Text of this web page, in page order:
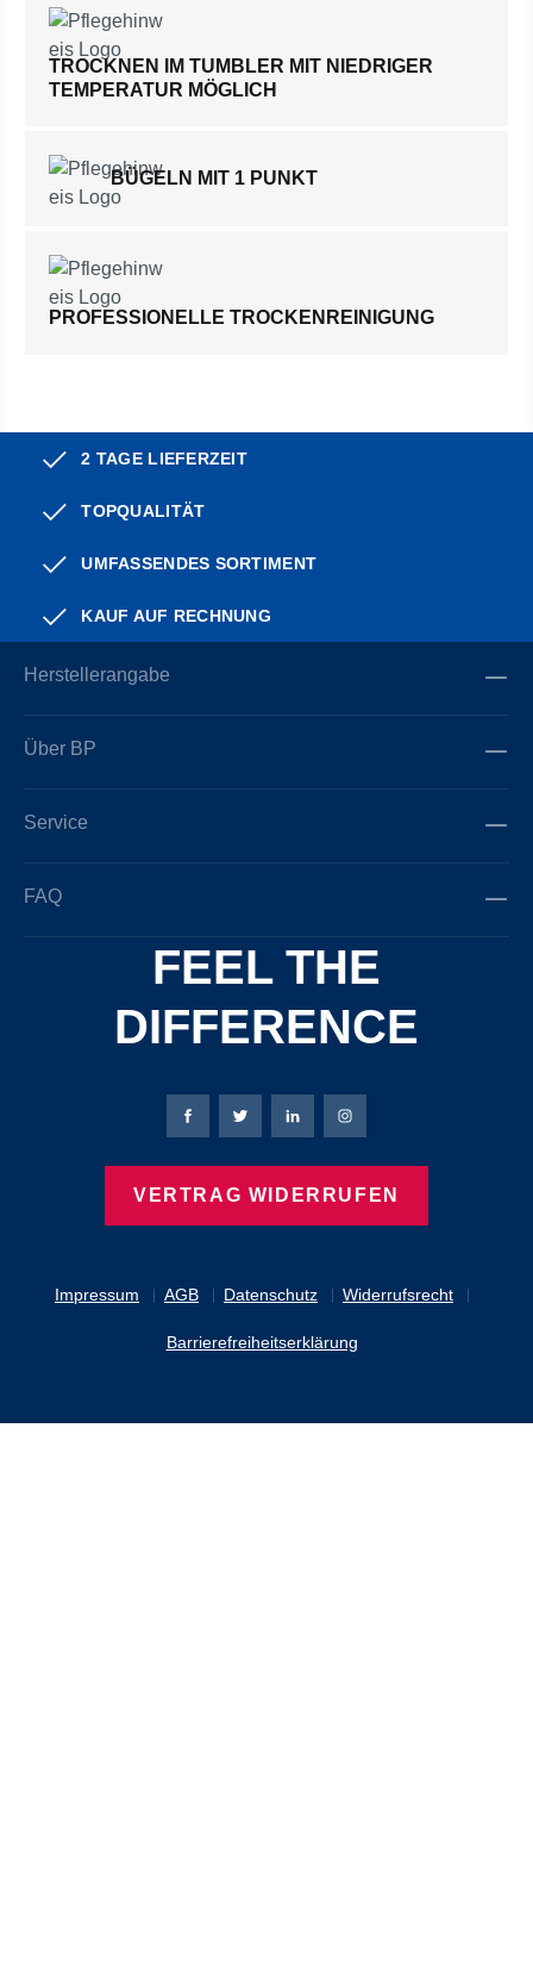
TROCKNEN IM TUMBLER MIT NIEDRIGER
TEMPERATUR MÖGLICH
BÜGELN MIT 1 PUNKT
PROFESSIONELLE TROCKENREINIGUNG
2 TAGE LIEFERZEIT
TOPQUALITÄT
UMFASSENDES SORTIMENT
KAUF AUF RECHNUNG
Herstellerangabe
Über BP
Service
FAQ
FEEL THE
DIFFERENCE
Impressum AGB Datenschutz Widerrufsrecht
Barrierefreiheitserklärung
Bierbaum-Proenen Facebook-Seite
Bierbaum-Proenen Twitter Seite
Bierbaum-Proenen LinkedIn
Bierbaum-Proenen
VERTRAG WIDERRUFEN